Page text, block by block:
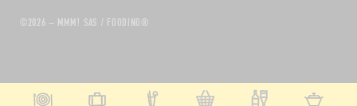
©2026 – MMM! SAS / FOODING®